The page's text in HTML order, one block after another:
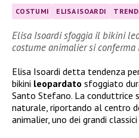
COSTUMI ELISA ISOARDI
Elisa Isoardi sfoggia il bikini
costume animalier si
Elisa Isoardi detta tendenza
bikini leopardato sfoggiato
Santo Stefano. La conduttrice
naturale, riportando al centro
animalier, uno dei grandi